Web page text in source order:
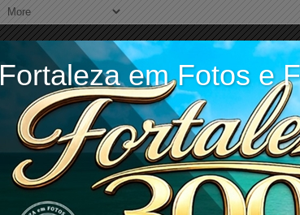
Fortaleza em Fotos e